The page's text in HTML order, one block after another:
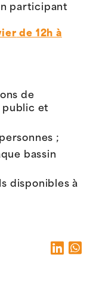
participant
de 12h à
de
public et
;
bassin
disponibles à